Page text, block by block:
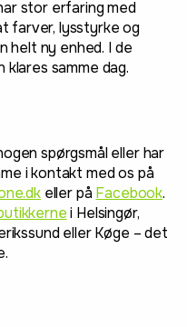
stor erfaring med
farver, lysstyrke og
helt ny enhed. I de
samme dag.
spørgsmål eller har
i kontakt med os på
eller på Facebook.
i Helsingør,
eller Køge – det